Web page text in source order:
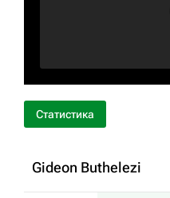
Статистика
Gideon Buthelezi